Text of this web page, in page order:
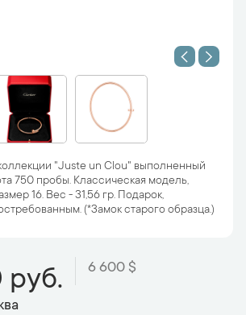
"Juste un Clou" выполненный
750 пробы. Классическая модель,
16. Вес - 31,56 гр. Подарок,
(*Замок старого образца.)
руб. 6 600 $